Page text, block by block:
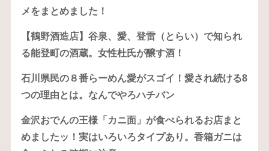
メをまとめました！
【鶴野酒造店】谷泉、愛、登雷（とらい）で知られ
る能登町の酒蔵。女性杜氏が醸す酒！
石川県民の８番らーめん愛がスゴイ！愛され続ける8
つの理由とは。なんでやろハチバン
金沢おでんの王様「カニ面」が食べられるお店まと
めましたッ！実はいろいろタイプあり。香箱ガニは